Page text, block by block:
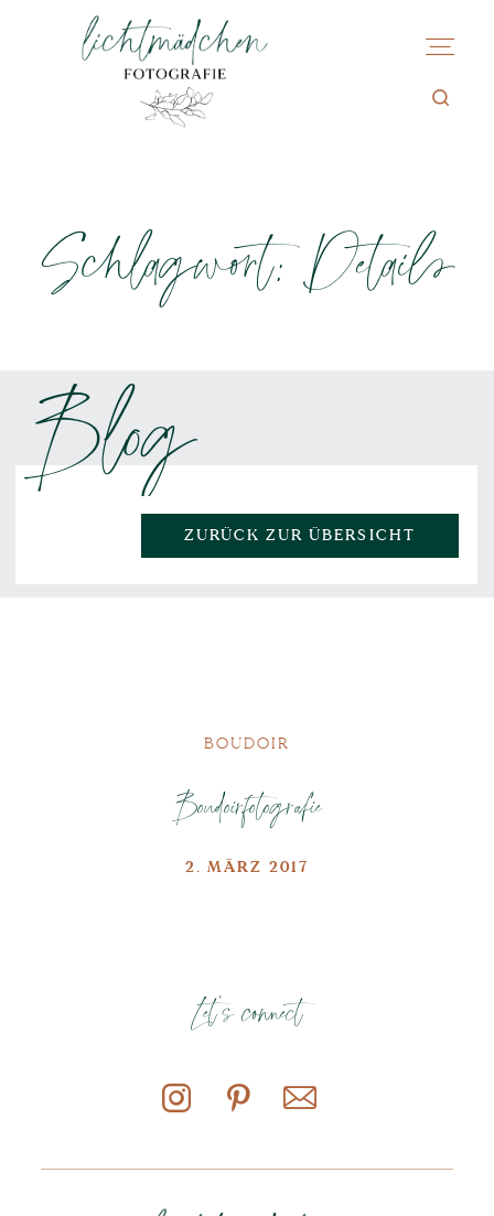
Schlagwort: Details
Blog
ZURÜCK ZUR ÜBERSICHT
BOUDOIR
Boudoirfotografie
2. MÄRZ 2017
Let's connect